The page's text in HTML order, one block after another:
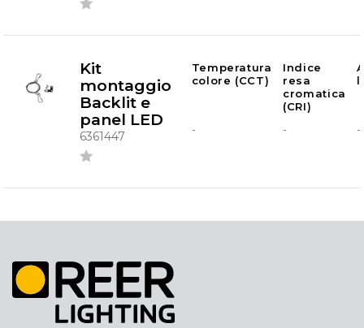
Kit
montaggio
Backlit e
panel LED
6361447
Temperatura
colore (CCT)
Indice
resa
cromatica
(CRI)
- - -